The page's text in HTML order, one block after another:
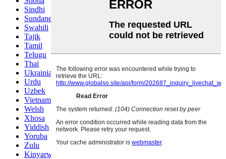
Sindhi
Sundanese
Swahili
Tajik
Tamil
Telugu
Thai
Ukrainian
Urdu
Uzbek
Vietnamese
Welsh
Xhosa
Yiddish
Yoruba
Zulu
Kinyarwanda